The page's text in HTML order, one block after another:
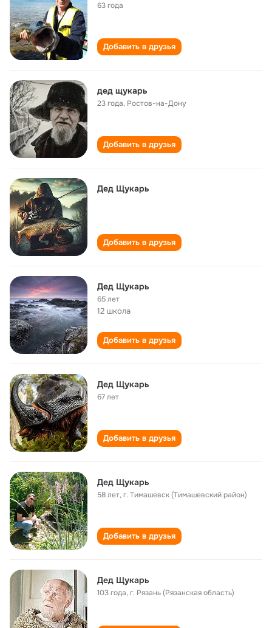
63 года
Добавить в друзья
дед щукарь
23 года, Ростов-на-Дону
Добавить в друзья
Дед Щукарь
Добавить в друзья
Дед Щукарь
65 лет
12 школа
Добавить в друзья
Дед Щукарь
67 лет
Добавить в друзья
Дед Щукарь
58 лет,г. Тимашевск (Тимашевский район)
Добавить в друзья
Дед Щукарь
103 года,г. Рязань (Рязанская область)